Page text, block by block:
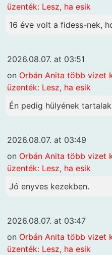
üzenték: Lesz, ha esik
16 éve volt a fidess-nek,
2026.08.07. at 03:51
on Orbán Anita több vizet
üzenték: Lesz, ha esik
Én pedig hülyének
2026.08.07. at 03:49
on Orbán Anita több vizet
üzenték: Lesz, ha esik
Jó enyves kezekben.
2026.08.07. at 03:47
on Orbán Anita több vizet
üzenték: Lesz, ha esik